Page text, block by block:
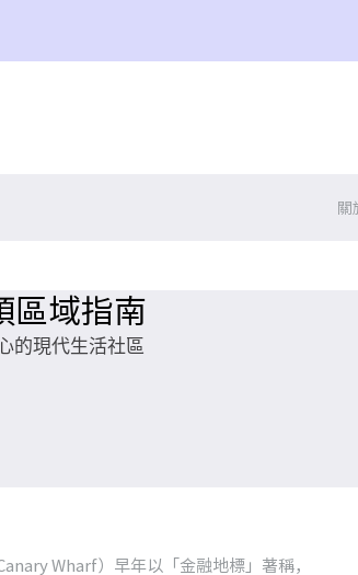
關
區域指南
的現代生活社區
Wharf）早年以「金融地標」著稱，